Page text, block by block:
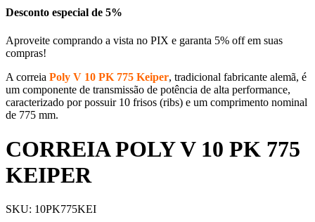
Desconto especial de 5%
Aproveite comprando a vista no PIX e garanta 5% off em suas
compras!
A correia Poly V 10 PK 775 Keiper, tradicional fabricante alemã, é
um componente de transmissão de potência de alta performance,
caracterizado por possuir 10 frisos (ribs) e um comprimento nominal
de 775 mm.
CORREIA POLY V 10 PK 775
KEIPER
SKU: 10PK775KEI